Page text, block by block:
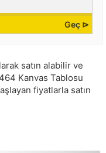
Geç ⊳
satın alabilir ve
Kanvas Tablosu
fiyatlarla satın